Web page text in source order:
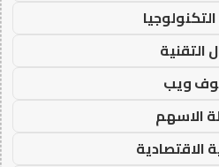
التقنية
ويب
الاسهم
الاقتصادية